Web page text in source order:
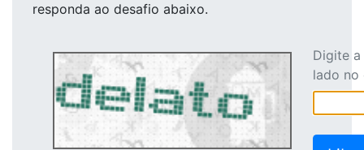
responda ao desafio abaixo.
Digite
lado no